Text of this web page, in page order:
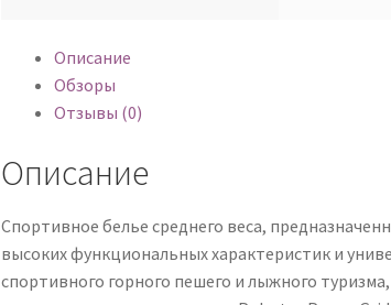
Описание
Обзоры
Отзывы (0)
Описание
Спортивное белье среднего веса,
высоких функциональных характеристик и
спортивного горного пешего и лыжного